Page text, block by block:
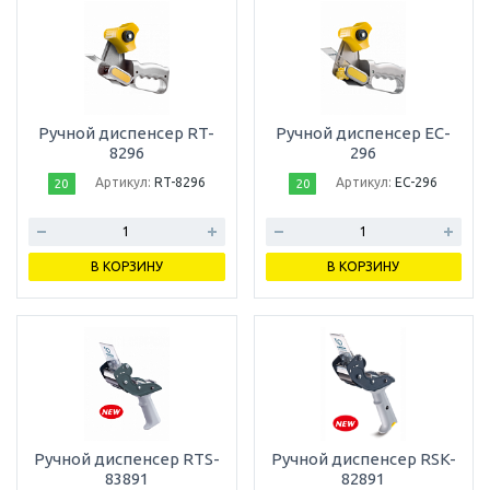
Ручной диспенсер RT-
8296
20 Артикул: RT-8296
В КОРЗИНУ
Ручной диспенсер EC-
296
20 Артикул: EC-296
В КОРЗИНУ
Ручной диспенсер RTS-
83891
Ручной диспенсер RSK-
82891